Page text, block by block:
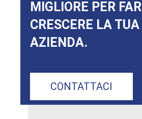
MIGLIORE PER FAR
CRESCERE LA TUA
AZIENDA.
CONTATTACI